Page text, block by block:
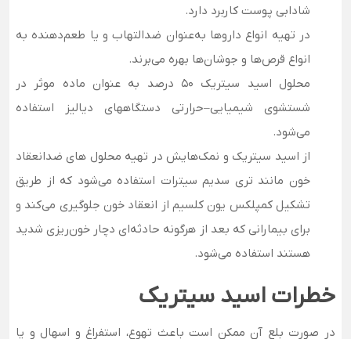
شادابی پوست کاربرد دارد.
در تهیه انواع داروها به‌عنوان ضدالتهاب و یا طعم‌دهنده به
انواع قرص‌ها و جوشان‌ها بهره می‌برند.
محلول اسید سیتریک 50 درصد به عنوان ماده موثر در
شستشوی شیمیایی–حرارتی دستگاههای دیالیز استفاده
می‌شود.
از اسید سیتریک و نمک‌هایش در تهیه محلول ‌های ضدانعقاد
خون مانند تری سدیم سیترات استفاده می‌شود که از طریق
تشکیل کمپلکس یون کلسیم از انعقاد خون جلوگیری می‌کند و
برای بیمارانی که بعد از هرگونه حادثه‌ای دچار خون‌ریزی شدید
هستند استفاده می‌شود.
خطرات اسید سیتریک
در صورت بلع آن ممکن است باعث تهوع، استفراغ و اسهال و یا